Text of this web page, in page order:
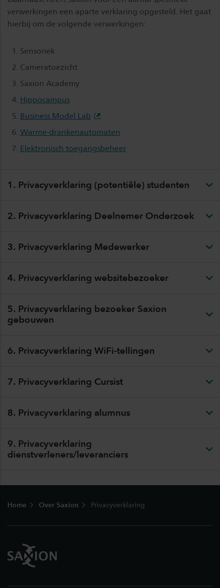
verwerkingen een aparte verklaring opgesteld. Het gaat
hierbij om de volgende verwerkingen:
Sensoriek
Cameratoezicht
Saxion Academy
Hippocampus
Business Model Lab
Warme-drankenautomaten
Elektronisch toegangsbeheer
1. Privacyverklaring (potentiële) studenten
2. Privacyverklaring Deelnemer Onderzoek
3. Privacyverklaring Medewerker
4. Privacyverklaring websitebezoeker
5. Privacyverklaring bezoeker Saxion
gebouwen
6. Privacyverklaring WiFi-tellingen
7. Privacyverklaring Cursist
8. Privacyverklaring alumnus
9. Privacyverklaring
dienstverleners/leveranciers
Home Over Saxion Privacyverklaring